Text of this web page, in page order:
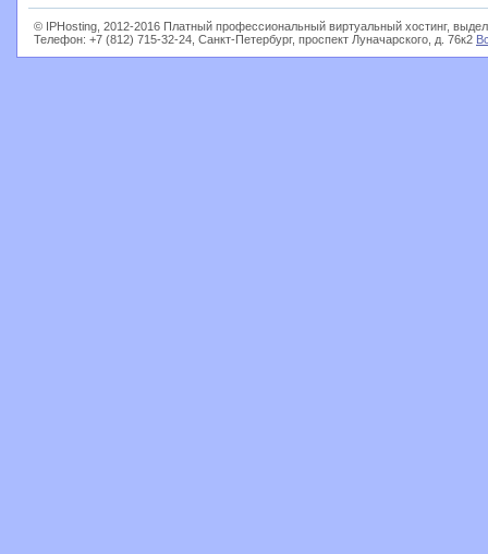
© IPHosting, 2012-2016 Платный профессиональный виртуальный хостинг,
Телефон: +7 (812) 715-32-24, Санкт-Петербург, проспект Луначарского, д. 76к2